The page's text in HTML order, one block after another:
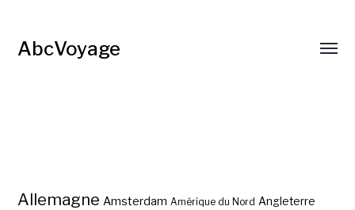
AbcVoyage
Allemagne Amsterdam Amérique du Nord Angleterre